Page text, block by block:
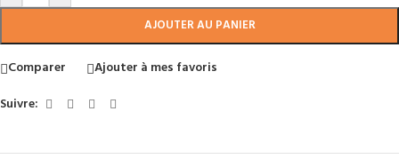
AJOUTER AU PANIER
Comparer
Ajouter à mes favoris
Suivre: